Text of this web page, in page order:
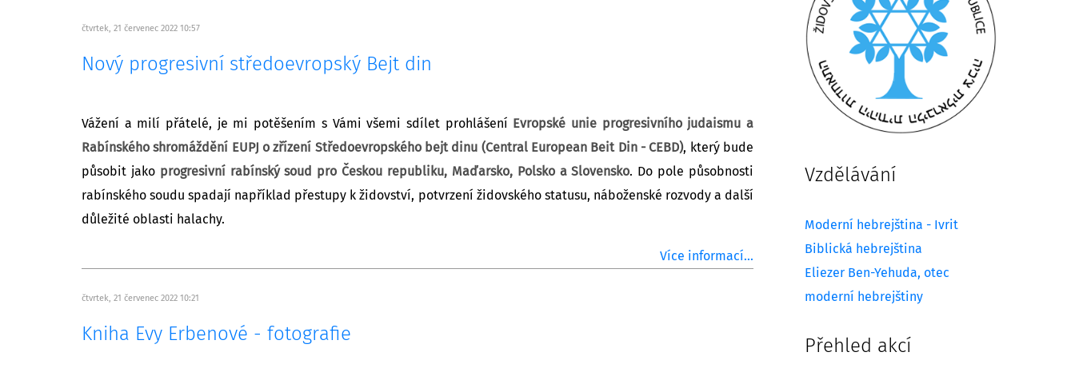
čtvrtek, 21 červenec 2022 10:57
Nový progresivní středoevropský Bejt din
Vážení a milí přátelé, je mi potěšením s Vámi všemi sdílet prohlášení
Evropské unie progresivního judaismu a
Rabínského shromáždění EUPJ o zřízení Středoevropského bejt dinu (Central European Beit Din - CEBD), který bude
působit jako progresivní rabínský soud pro Českou republiku, Maďarsko, Polsko a Slovensko. Do pole působnosti
rabínského soudu spadají například přestupy k židovství, potvrzení židovského statusu, náboženské rozvody a další
důležité oblasti halachy.
Více informací...
čtvrtek, 21 červenec 2022 10:21
Kniha Evy Erbenové - fotografie
Vzdělávání
Moderní hebrejština - Ivrit
Biblická hebrejština
Eliezer Ben-Yehuda, otec
moderní hebrejštiny
Přehled akcí